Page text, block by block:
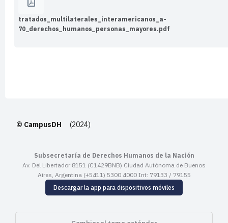
tratados_multilaterales_interamericanos_a-
70_derechos_humanos_personas_mayores.pdf
© CampusDH (2024)
Subsecretaría de Derechos Humanos de la Nación
Av. Del Libertador 8151 (C1429BNB) Ciudad Autónoma de Buenos
Aires, Argentina (+5411) 5300 4000 Int: 79133 / 79155
Descargar la app para dispositivos móviles